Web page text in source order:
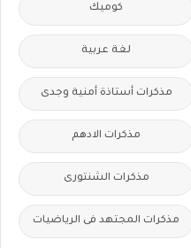
كوميك
لغة عربية
مذكرات أستاذة أمنية وجدى
مذكرات الادهم
مذكرات الشنتورى
مذكرات المجتهد فى الرياضيات